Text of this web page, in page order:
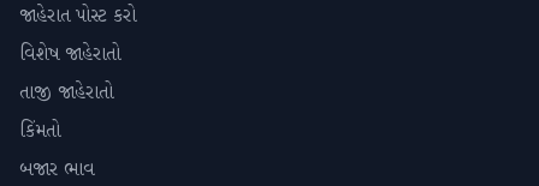
જાહેરાત પોસ્ટ કરો
વિશેષ જાહેરાતો
તાજી જાહેરાતો
કિંમતો
બજાર ભાવ